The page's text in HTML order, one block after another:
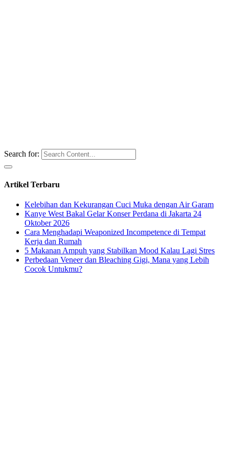
Search for:
Artikel Terbaru
Kelebihan dan Kekurangan Cuci Muka dengan Air Garam
Kanye West Bakal Gelar Konser Perdana di Jakarta 24
Oktober 2026
Cara Menghadapi Weaponized Incompetence di Tempat
Kerja dan Rumah
5 Makanan Ampuh yang Stabilkan Mood Kalau Lagi Stres
Perbedaan Veneer dan Bleaching Gigi, Mana yang Lebih
Cocok Untukmu?